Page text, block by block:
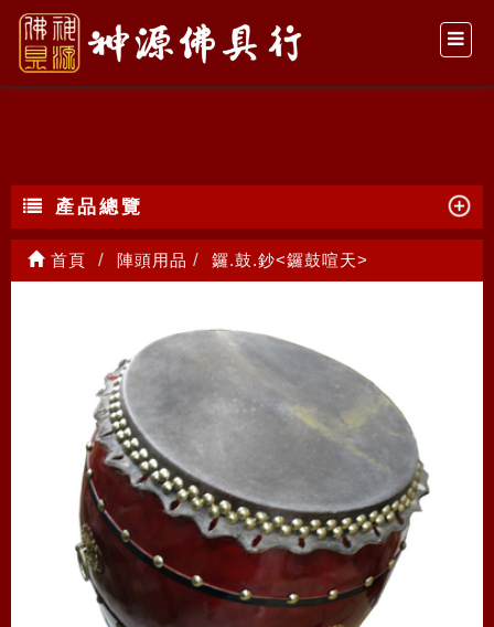
鑼.鼓.鈔<鑼鼓喧天>
產品總覽
首頁 陣頭用品 鑼.鼓.鈔<鑼鼓喧天>